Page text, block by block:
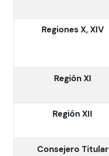
Regiones X, XIV
Región XI
Región XII
Consejero Titular